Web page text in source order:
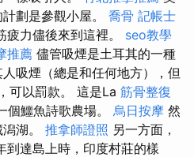
劃是參觀小屋。 喬骨 記帳士
疲力儘後來到這裡。 seo教學
推薦 儘管吸煙是土耳其的一種
吸煙（總是和任何地方），但
可以罰款。 這是La 筋骨整復
個鱷魚詩歌農場。 烏日按摩 然
湖。 推拿師證照 另一方面，
達島上時，印度村莊的樣